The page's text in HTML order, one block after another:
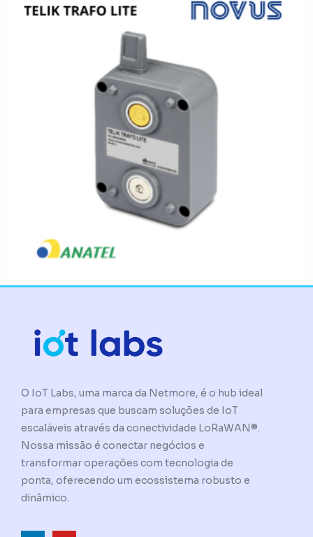
O IoT Labs, uma marca da Netmore, é o hub ideal
para empresas que buscam soluções de IoT
escaláveis através da conectividade LoRaWAN®.
Nossa missão é conectar negócios e
transformar operações com tecnologia de
ponta, oferecendo um ecossistema robusto e
dinâmico.